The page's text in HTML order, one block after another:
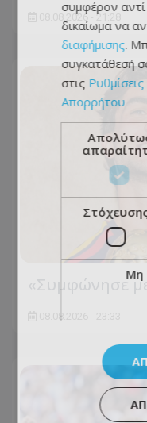
08.08.2026 - 21:28
«Συμφώνησε
συμφέρον αντί
δικαίωμα να
διαφήμισης.
συγκατάθεσή
στις
Απορρήτου
Μη